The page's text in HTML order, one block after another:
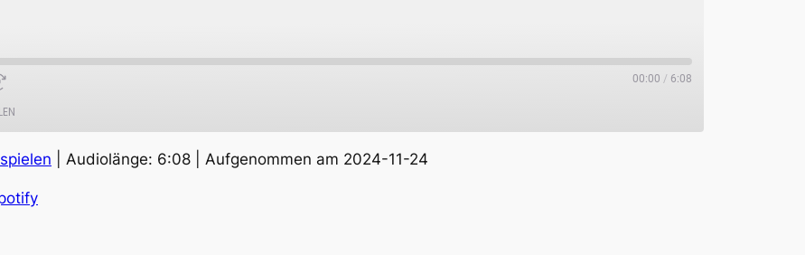
00:00 / 6:08
Apple Podcasts
Audiolänge: 6:08 Aufgenommen am 2024-11-24